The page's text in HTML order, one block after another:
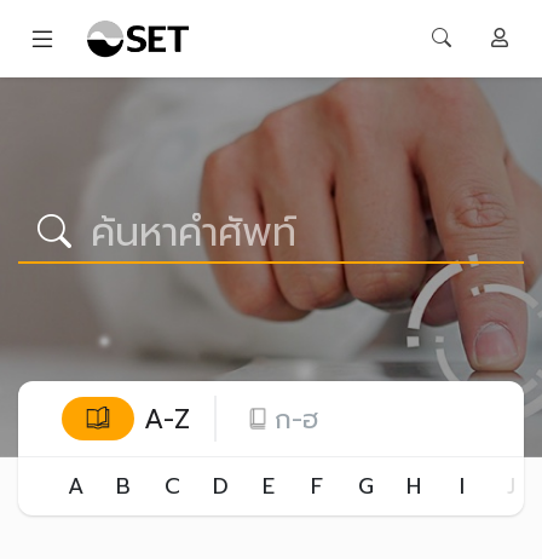
A-Z ก-ฮ
A B C D E F G H I J